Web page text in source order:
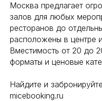
Москва предлагает
залов для любых
ресторанов до
расположены в центре
Вместимость от 20 до
форматы и ценовые
Найдите и
micebooking.ru